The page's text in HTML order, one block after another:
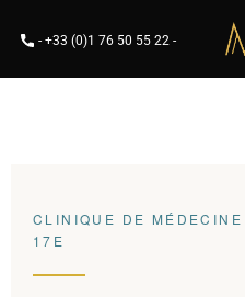
- +33 (0)1 76 50 55 22 -
CLINIQUE DE
17E